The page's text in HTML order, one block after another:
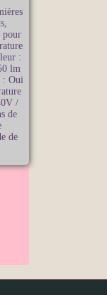
pour
:
lm
: Oui
/
de
de